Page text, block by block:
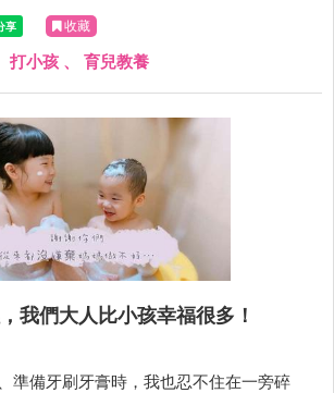
面，但⋯我忍下來了！我不發一語走到廚
水再走出來...
收藏
打小孩 、 育兒教養
我們大人比小孩幸福很多！
準備牙刷牙膏時，我也忍不住在一旁碎